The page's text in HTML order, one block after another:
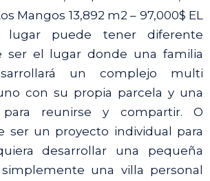
Mangos 13,892 m2 – 97,000$ EL
lugar puede tener diferente
ser el lugar donde una familia
un complejo multi
con su propia parcela y una
reunirse y compartir. O
ser un proyecto individual para
desarrollar una pequeña
una villa personal